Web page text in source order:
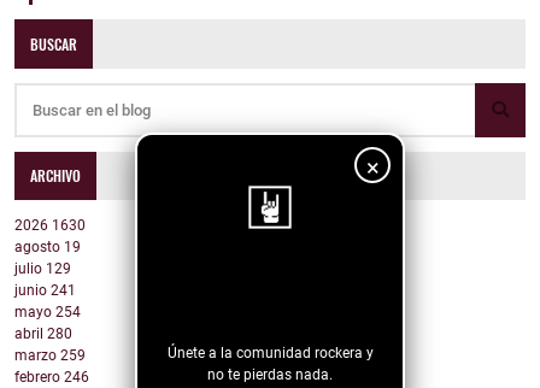
×
Únete a la comunidad rockera y
no te pierdas nada.
BUSCAR
ARCHIVO
2026 1630
agosto 19
julio 129
junio 241
mayo 254
abril 280
marzo 259
febrero 246